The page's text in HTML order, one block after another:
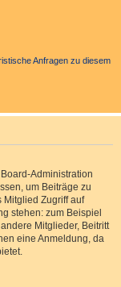
Anfragen zu diesem
Administration
um Beiträge zu
Mitglied Zugriff auf
stehen: zum Beispiel
Mitglieder, Beitritt
eine Anmeldung, da